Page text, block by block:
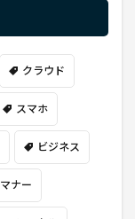
クラウド
スマホ
ビジネス
マナー